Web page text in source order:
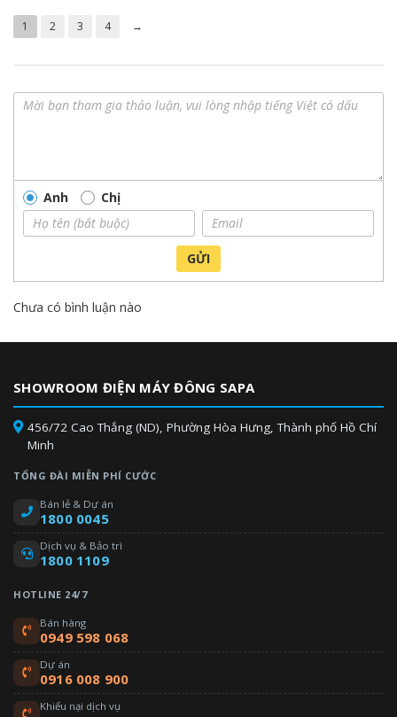
1 2 3 4 →
Anh Chị
GỬI
Chưa có bình luận nào
SHOWROOM ĐIỆN MÁY ĐÔNG SAPA
456/72 Cao Thắng (ND), Phường Hòa Hưng, Thành phố Hồ Chí
Minh
TỔNG ĐÀI MIỄN PHÍ CƯỚC
Bán lẻ & Dự án
1800 0045
Dịch vụ & Bảo trì
1800 1109
HOTLINE 24/7
Bán hàng
0949 598 068
Dự án
0916 008 900
Khiếu nại dịch vụ